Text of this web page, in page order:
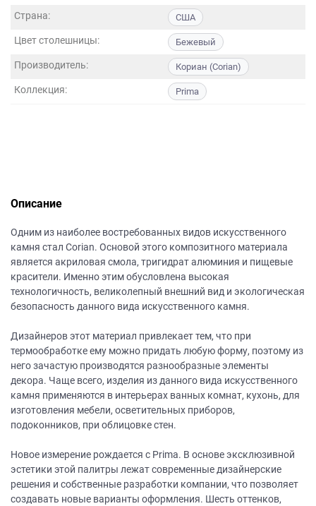
Страна: США
Цвет столешницы: Бежевый
Производитель: Кориан (Corian)
Коллекция: Prima
Описание
Одним из наиболее востребованных видов искусственного
камня стал Corian. Основой этого композитного материала
является акриловая смола, тригидрат алюминия и пищевые
красители. Именно этим обусловлена высокая
технологичность, великолепный внешний вид и экологическая
безопасность данного вида искусственного камня.
Дизайнеров этот материал привлекает тем, что при
термообработке ему можно придать любую форму, поэтому из
него зачастую производятся разнообразные элементы
декора. Чаще всего, изделия из данного вида искусственного
камня применяются в интерьерах ванных комнат, кухонь, для
изготовления мебели, осветительных приборов,
подоконников, при облицовке стен.
Новое измерение рождается с Prima. В основе эксклюзивной
эстетики этой палитры лежат современные дизайнерские
решения и собственные разработки компании, что позволяет
создавать новые варианты оформления. Шесть оттенков,